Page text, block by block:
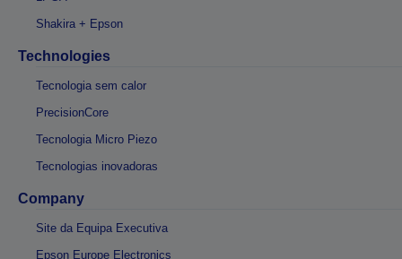
Shakira + Epson
Technologies
Tecnologia sem calor
PrecisionCore
Tecnologia Micro Piezo
Tecnologias inovadoras
Company
Site da Equipa Executiva
Epson Europe Electronics